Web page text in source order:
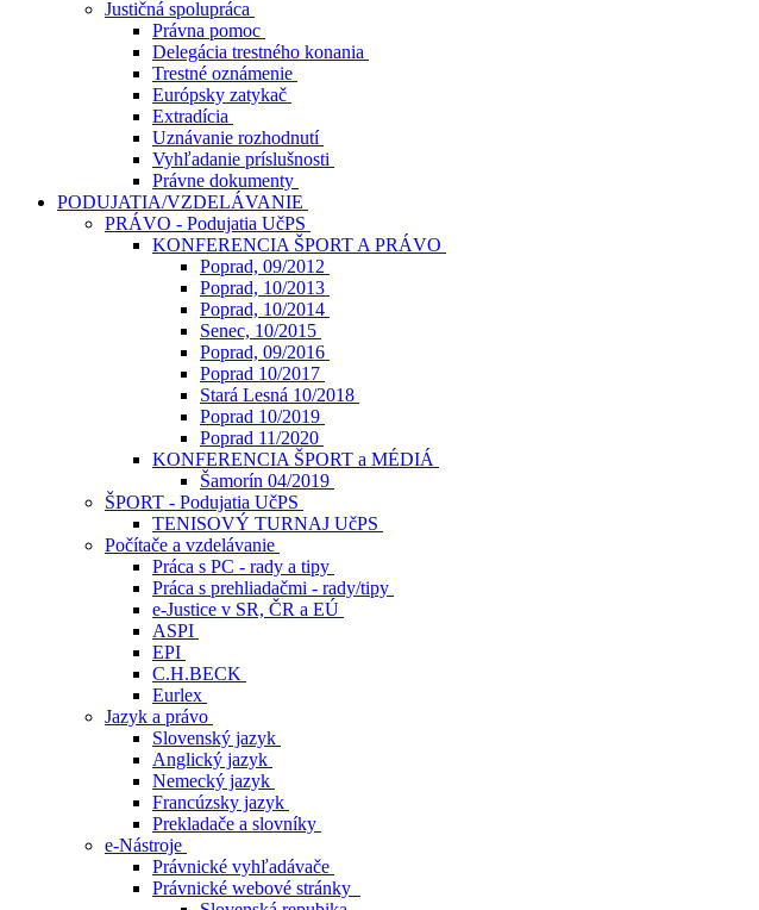
Justičná spolupráca
Právna pomoc
Delegácia trestného konania
Trestné oznámenie
Európsky zatykač
Extradícia
Uznávanie rozhodnutí
Vyhľadanie príslušnosti
Právne dokumenty
PODUJATIA/VZDELÁVANIE
PRÁVO - Podujatia UčPS
KONFERENCIA ŠPORT A PRÁVO
Poprad, 09/2012
Poprad, 10/2013
Poprad, 10/2014
Senec, 10/2015
Poprad, 09/2016
Poprad 10/2017
Stará Lesná 10/2018
Poprad 10/2019
Poprad 11/2020
KONFERENCIA ŠPORT a MÉDIÁ
Šamorín 04/2019
ŠPORT - Podujatia UčPS
TENISOVÝ TURNAJ UčPS
Počítače a vzdelávanie
Práca s PC - rady a tipy
Práca s prehliadačmi - rady/tipy
e-Justice v SR, ČR a EÚ
ASPI
EPI
C.H.BECK
Eurlex
Jazyk a právo
Slovenský jazyk
Anglický jazyk
Nemecký jazyk
Francúzsky jazyk
Prekladače a slovníky
e-Nástroje
Právnické vyhľadávače
Právnické webové stránky